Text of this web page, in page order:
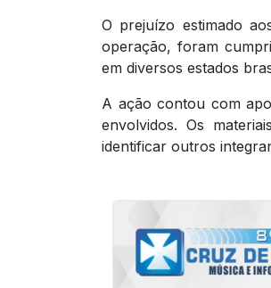
O prejuízo estimado
operação, foram
em diversos estados
A ação contou com
envolvidos. Os
identificar outros